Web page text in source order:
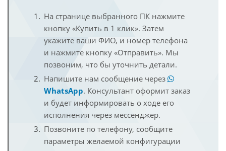
На странице выбранного ПК нажмите
кнопку «Купить в 1 клик». Затем
укажите ваши ФИО, и номер телефона
и нажмите кнопку «Отправить». Мы
позвоним, что бы уточнить детали.
Напишите нам сообщение через
WhatsApp. Консультант оформит заказ
и будет информировать о ходе его
исполнения через мессенджер.
Позвоните по телефону, сообщите
параметры желаемой конфигурации